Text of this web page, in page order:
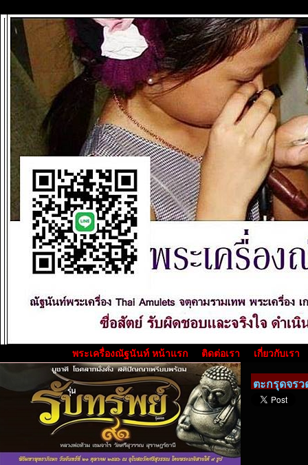
พระเครื่องณัฐนันท์ หน้าแรก ติดต่อเรา เกี่ยวกับเรา
ตะกรุดจรว